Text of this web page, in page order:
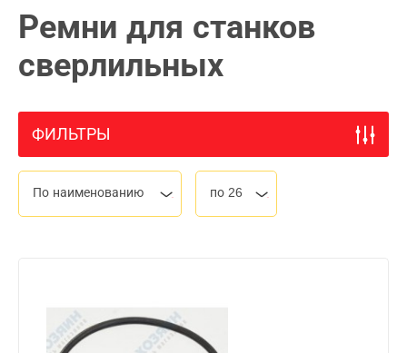
Ремни для станков
сверлильных
ФИЛЬТРЫ
По наименованию по 26